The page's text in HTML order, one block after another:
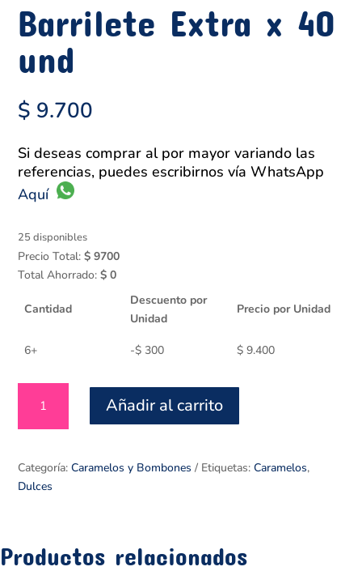
Barrilete Extra x 40
und
$ 9.700
Si deseas comprar al por mayor variando las
referencias, puedes escribirnos vía WhatsApp
Aquí
25 disponibles
Precio Total:$ 9700
Total Ahorrado:$ 0
Cantidad
Descuento por
Unidad
Precio por Unidad
6+ -$ 300 $ 9.400
Extra
x
und
cantidad
Añadir al carrito
Categoría:Caramelos y Bombones Etiquetas:Caramelos,
Dulces
Productos relacionados